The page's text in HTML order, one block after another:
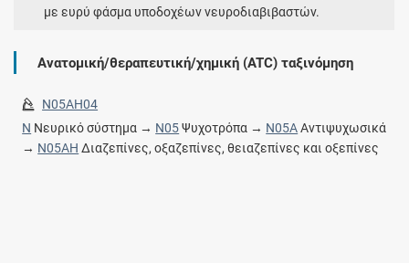
με ευρύ φάσμα υποδοχέων νευροδιαβιβαστών.
Ανατομική/θεραπευτική/χημική (ATC) ταξινόμηση
N05AH04
N Νευρικό σύστημα → N05Ψυχοτρόπα → N05AΑντιψυχωσικά
→ N05AH Διαζεπίνες, οξαζεπίνες, θειαζεπίνες και οξεπίνες